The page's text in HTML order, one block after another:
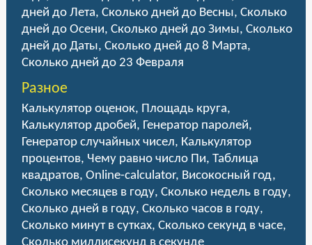
дней до Лета, Сколько дней до Весны, Сколько
дней до Осени, Сколько дней до Зимы, Сколько
дней до Даты, Сколько дней до 8 Марта,
Сколько дней до 23 Февраля
Разное
Калькулятор оценок, Площадь круга,
Калькулятор дробей, Генератор паролей,
Генератор случайных чисел, Калькулятор
процентов, Чему равно число Пи, Таблица
квадратов, Online-calculator, Високосный год,
Сколько месяцев в году, Сколько недель в году,
Сколько дней в году, Сколько часов в году,
Сколько минут в сутках, Сколько секунд в часе,